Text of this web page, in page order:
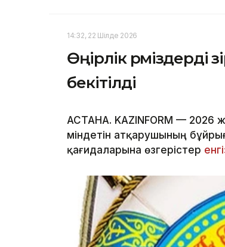
14:32, 22 Шілде 2026
Өңірлік рәміздерді
бекітілді
АСТАНА. KAZINFORM — 2026
міндетін атқарушының
қағидаларына өзгерістер